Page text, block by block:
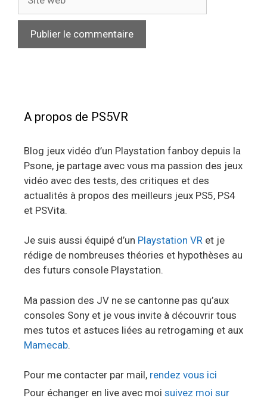
web
A propos de PS5VR
Blog jeux vidéo d’un Playstation fanboy depuis la
Psone, je partage avec vous ma passion des jeux
vidéo avec des tests, des critiques et des
actualités à propos des meilleurs jeux PS5, PS4
et PSVita.
Je suis aussi équipé d’un Playstation VR et je
rédige de nombreuses théories et hypothèses au
des futurs console Playstation.
Ma passion des JV ne se cantonne pas qu’aux
consoles Sony et je vous invite à découvrir tous
mes tutos et astuces liées au retrogaming et aux
Mamecab.
Pour me contacter par mail, rendez vous ici
Pour échanger en live avec moi suivez moi sur